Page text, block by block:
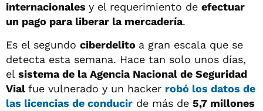
internacionales y el requerimiento de efectuar
un pago para liberar la mercadería.
Es el segundo ciberdelito a gran escala que se
detecta esta semana. Hace tan solo unos días,
el sistema de la Agencia Nacional de Seguridad
Vial fue vulnerado y un hacker robó los datos de
las licencias de conducir de más de 5,7 millones